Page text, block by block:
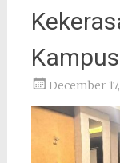
Kampus
December